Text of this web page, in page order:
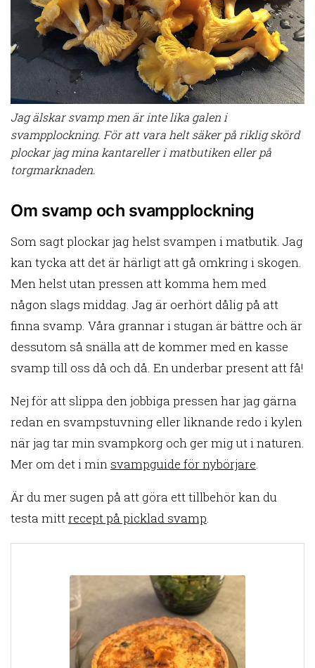
Jag älskar svamp men är inte lika galen i
svampplockning. För att vara helt säker på riklig skörd
plockar jag mina kantareller i matbutiken eller på
torgmarknaden.
Om svamp och svampplockning
Som sagt plockar jag helst svampen i matbutik. Jag
kan tycka att det är härligt att gå omkring i skogen.
Men helst utan pressen att komma hem med
någon slags middag. Jag är oerhört dålig på att
finna svamp. Våra grannar i stugan är bättre och är
dessutom så snälla att de kommer med en kasse
svamp till oss då och då. En underbar present att få!
Nej för att slippa den jobbiga pressen har jag gärna
redan en svampstuvning eller liknande redo i kylen
när jag tar min svampkorg och ger mig ut i naturen.
Mer om det i min svampguide för nybörjare.
Är du mer sugen på att göra ett tillbehör kan du
testa mittrecept på picklad svamp.